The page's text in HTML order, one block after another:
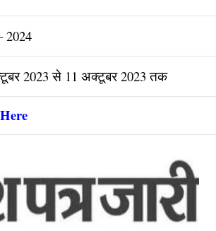
2024
2023 से 11 अक्टूबर 2023 तक